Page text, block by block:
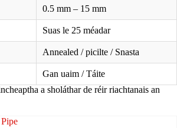
0.5 mm – 15 mm
Suas le 25 méadar
Annealed / picilte / Snasta
Gan uaim / Táite
a sholáthar de réir riachtanais an